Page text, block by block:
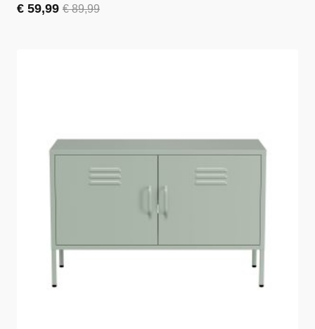
€89,99
Oorspronkelijke
€ 59,99
Huidige